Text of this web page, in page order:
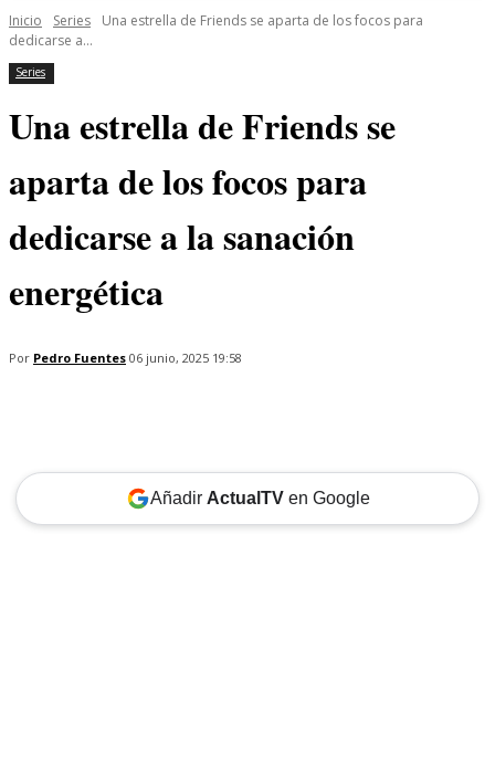
Inicio Series
Una estrella de Friends se aparta de los focos para
dedicarse a...
Series
Una estrella de Friends se
aparta de los focos para
dedicarse a la sanación
energética
Por Pedro Fuentes 06 junio, 2025 19:58
Añadir ActualTVen Google